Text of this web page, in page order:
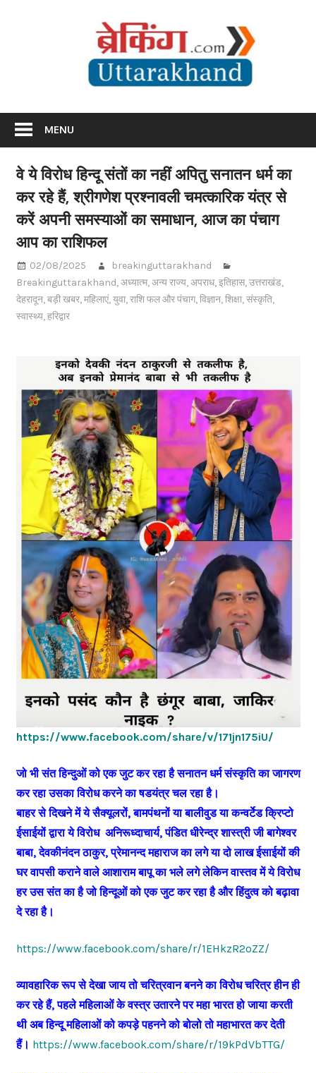
MENU
वे ये विरोध हिन्दू संतों का नहीं अपितु सनातन धर्म का
कर रहे हैं, श्रीगणेश प्रश्नावली चमत्कारिक यंत्र से
करें अपनी समस्याओं का समाधान, आज का पंचाग
आप का राशिफल
02/08/2025
breakinguttarakhand
Breakinguttarakhand,अध्यात्म,अन्य राज्य,अपराध,इतिहास,उत्तराखंड,
देहरादून,बड़ी खबर,महिलाएं,युवा,राशि फल और पंचाग,विज्ञान,शिक्षा,संस्कृति,
स्वास्थ्य,हरिद्वार
https://www.facebook.com/share/v/171jn175iU/
जो भी संत हिन्दुओं को एक जुट कर रहा है सनातन धर्म संस्कृति का जागरण
कर रहा उसका विरोध करने का षडयंत्र चल रहा है।
बाहर से दिखने में ये सैक्यूलरों, बामपंथनों या बालीवुड या कन्वर्टेड क्रिप्टो
ईसाईयों द्वारा ये विरोध अनिरूध्दाचार्य, पंडित धीरेन्द्र शास्त्री जी बागेश्वर
बाबा, देवकीनंदन ठाकुर, प्रेमानन्द महाराज का लगे या दो लाख ईसाईयों की
घर वापसी कराने वाले आशाराम बापू का भले लगे लेकिन वास्तव में ये विरोध
हर उस संत का है जो हिन्दूओं को एक जुट कर रहा है और हिंदुत्व को बढ़ावा
दे रहा है।
https://www.facebook.com/share/r/1EHkzR2oZZ/
व्यावहारिक रूप से देखा जाय तो चरित्रवान बनने का विरोध चरित्र हीन ही
कर रहे हैं, पहले महिलाओं के वस्त्र उतारने पर महा भारत हो जाया करती
थी अब हिन्दू महिलाओं को कपड़े पहनने को बोलो तो महाभारत कर देती
हैं। https://www.facebook.com/share/r/19kPdVbTTG/